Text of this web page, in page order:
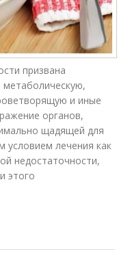
призвана
и иные
органов,
щадящей для
условием лечения как
недостаточности,
этого